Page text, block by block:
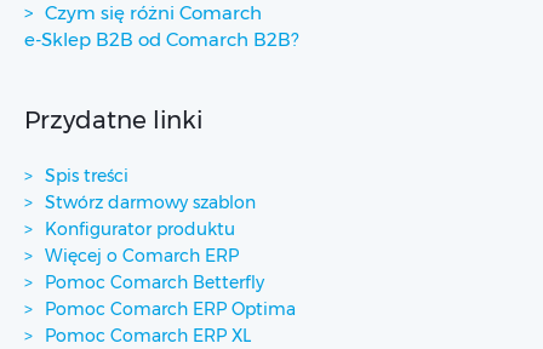
Czym się różni Comarch
e-Sklep B2B od Comarch B2B?
Przydatne linki
Spis treści
Stwórz darmowy szablon
Konfigurator produktu
Więcej o Comarch ERP
Pomoc Comarch Betterfly
Pomoc Comarch ERP Optima
Pomoc Comarch ERP XL